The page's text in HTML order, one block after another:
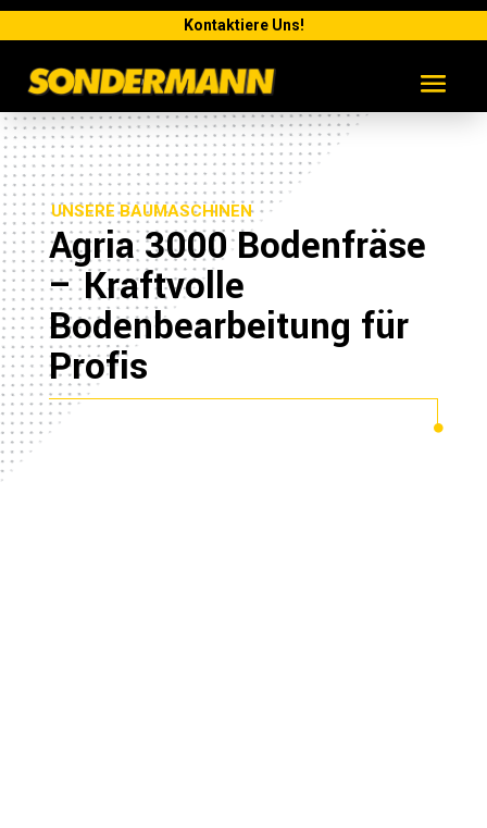
Kontaktiere Uns!
UNSERE BAUMASCHINEN
Agria 3000 Bodenfräse
– Kraftvolle
Bodenbearbeitung für
Profis